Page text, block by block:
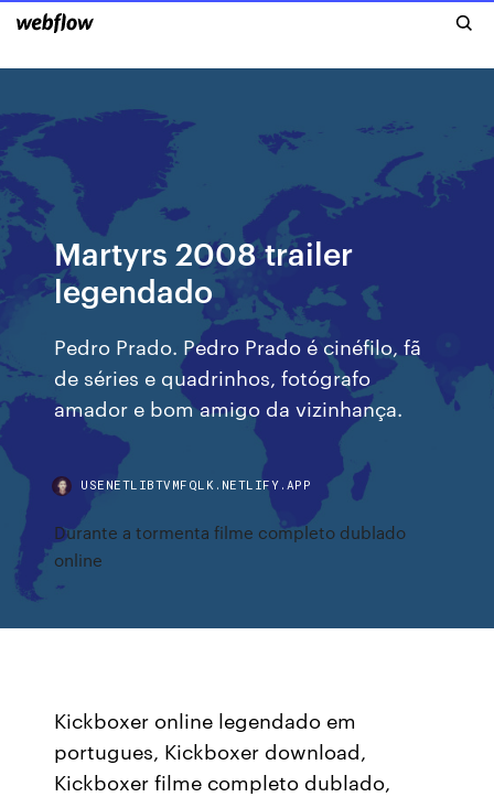
Martyrs 2008 trailer
legendado
Pedro Prado. Pedro Prado é cinéfilo, fã
de séries e quadrinhos, fotógrafo
amador e bom amigo da vizinhança.
USENETLIBTVMFQLK.NETLIFY.APP
Durante a tormenta filme completo dublado
online
Kickboxer online legendado em
portugues, Kickboxer download,
Kickboxer filme completo dublado,